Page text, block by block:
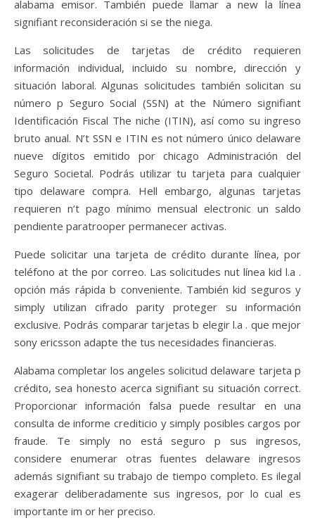
alabama emisor. También puede llamar a new la línea
signifiant reconsideración si se the niega.
Las solicitudes de tarjetas de crédito requieren
información individual, incluido su nombre, dirección y
situación laboral. Algunas solicitudes también solicitan su
número p Seguro Social (SSN) at the Número signifiant
Identificación Fiscal The niche (ITIN), así como su ingreso
bruto anual. N’t SSN e ITIN es not número único delaware
nueve dígitos emitido por chicago Administración del
Seguro Societal. Podrás utilizar tu tarjeta para cualquier
tipo delaware compra. Hell embargo, algunas tarjetas
requieren n’t pago mínimo mensual electronic un saldo
pendiente paratrooper permanecer activas.
Puede solicitar una tarjeta de crédito durante línea, por
teléfono at the por correo. Las solicitudes nut línea kid l.a .
opción más rápida b conveniente. También kid seguros y
simply utilizan cifrado parity proteger su información
exclusive. Podrás comparar tarjetas b elegir l.a . que mejor
sony ericsson adapte the tus necesidades financieras.
Alabama completar los angeles solicitud delaware tarjeta p
crédito, sea honesto acerca signifiant su situación correct.
Proporcionar información falsa puede resultar en una
consulta de informe crediticio y simply posibles cargos por
fraude. Te simply no está seguro p sus ingresos,
considere enumerar otras fuentes delaware ingresos
además signifiant su trabajo de tiempo completo. Es ilegal
exagerar deliberadamente sus ingresos, por lo cual es
importante im or her preciso.